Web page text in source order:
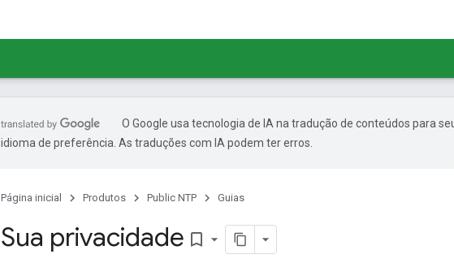
O Google usa tecnologia de IA na tradução de conteúdos para
idioma de preferência. As traduções com IA podem ter erros.
Página inicial Produtos Public NTP Guias
Sua privacidade bookmark_border